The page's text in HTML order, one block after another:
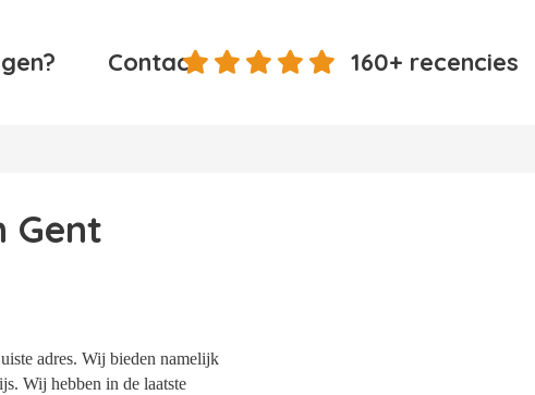
Contact 160+ recencies
Gent
adres. Wij bieden namelijk
Wij hebben in de laatste